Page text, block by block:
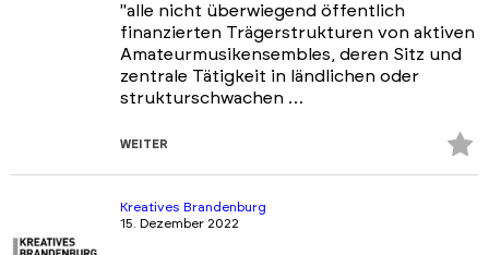
"alle nicht überwiegend öffentlich
finanzierten Trägerstrukturen von aktiven
Amateurmusikensembles, deren Sitz und
zentrale Tätigkeit in ländlichen oder
strukturschwachen …
WEITER
Kreatives Brandenburg
15. Dezember 2022